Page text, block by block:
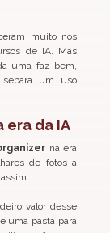
muito nos
de IA. Mas
uma faz bem,
um uso
era da IA
na era
de fotos a
valor desse
uma pasta para